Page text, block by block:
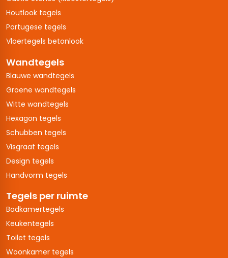
Houtlook tegels
Portugese tegels
Vloertegels betonlook
Wandtegels
Blauwe wandtegels
Groene wandtegels
Witte wandtegels
Hexagon tegels
Schubben tegels
Visgraat tegels
Design tegels
Handvorm tegels
Tegels per ruimte
Badkamertegels
Keukentegels
Toilet tegels
Woonkamer tegels